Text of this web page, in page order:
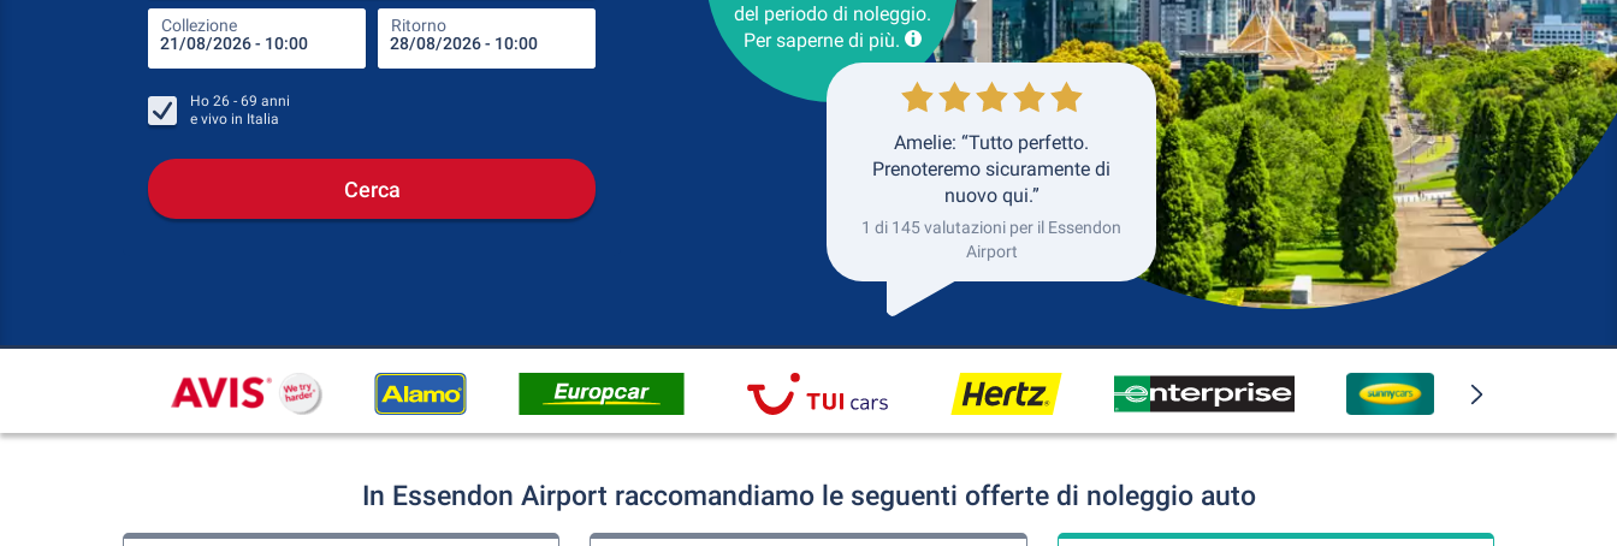
Collezione Ritorno Luogo di ritorno
Ho 26 - 69 anni
e vivo in Italia
Cerca
del periodo di noleggio.
Per saperne di più.
Amelie: “Tutto perfetto.
Prenoteremo sicuramente di
nuovo qui.”
1 di 145 valutazioni per il Essendon
Airport
In Essendon Airport raccomandiamo le seguenti offerte di noleggio auto